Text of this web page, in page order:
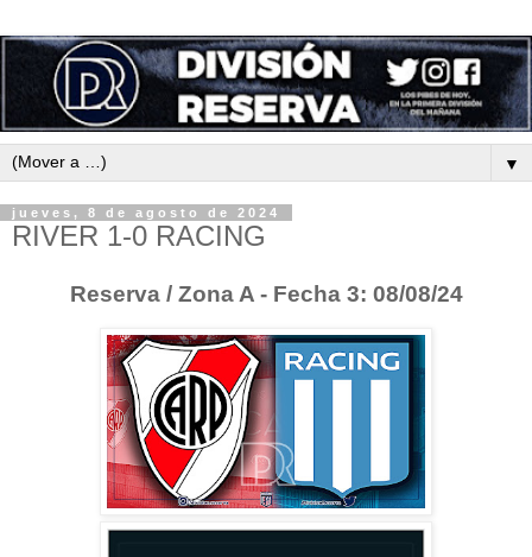
▼
jueves, 8 de agosto de 2024
RIVER 1-0 RACING
Reserva / Zona A - Fecha 3: 08/08/24